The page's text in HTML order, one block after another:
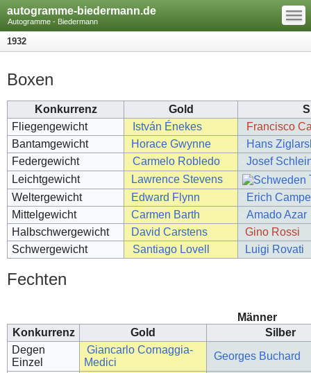
autogramme-biedermann.de
Autogramme - Biedermann
—
—
—
1932
Boxen
Konkurrenz Gold
Fliegengewicht
István Énekes
Francisco
Bantamgewicht
Horace Gwynne
Hans
Federgewicht
Carmelo Robledo
Josef
Leichtgewicht
Lawrence Stevens
Weltergewicht
Edward Flynn
Erich Campe
Mittelgewicht
Carmen Barth
Amado Azar
Halbschwergewicht
David Carstens
Gino Rossi
Schwergewicht
Santiago Lovell Luigi Rovati
Fechten
Männer
Konkurrenz
Gold
Silber
Degen
Einzel
Giancarlo Cornaggia-
Medici
Georges Buchard